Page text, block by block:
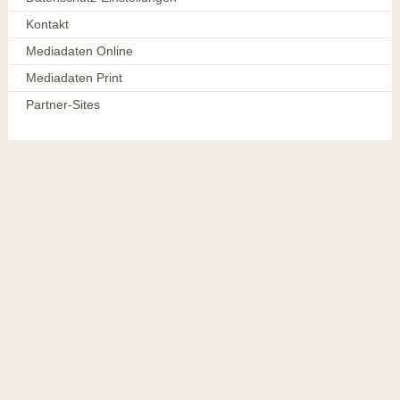
Kontakt
Mediadaten Online
Mediadaten Print
Partner-Sites